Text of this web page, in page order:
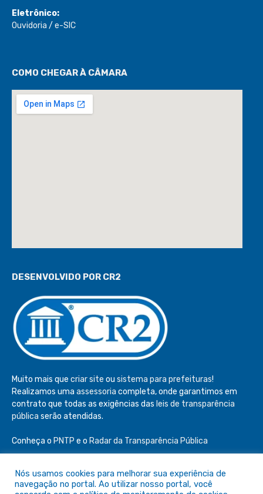
Eletrônico:
Ouvidoria / e-SIC
COMO CHEGAR À CÂMARA
DESENVOLVIDO POR CR2
Muito mais que criar site ou sistema para prefeituras!
Realizamos uma assessoria completa, onde garantimos em
contrato que todas as exigências das leis de transparência
pública serão atendidas.
Conheça o PNTP e o Radar da Transparência Pública
Nós usamos cookies para melhorar sua experiência de
navegação no portal. Ao utilizar nosso portal, você